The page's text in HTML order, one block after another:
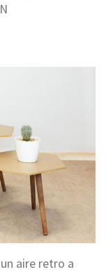
aire retro a